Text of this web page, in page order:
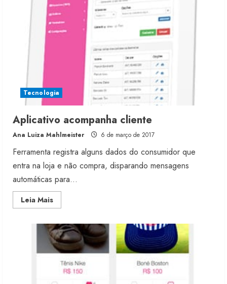
Tecnologia
Aplicativo acompanha cliente
Ana Luiza Mahlmeister 6 de março de 2017
Ferramenta registra alguns dados do consumidor que
entra na loja e não compra, disparando mensagens
automáticas para...
Leia MaisRead
more
acompanha
cliente